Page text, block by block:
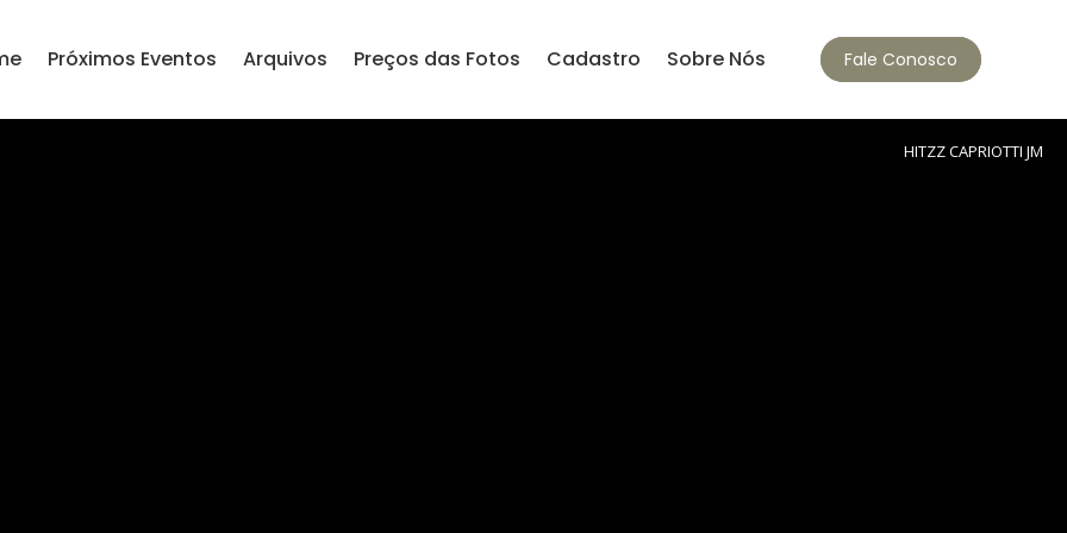
Próximos Eventos Arquivos Preços das Fotos Cadastro Sobre Nós Fale Conosco
HITZZ CAPRIOTTI JM